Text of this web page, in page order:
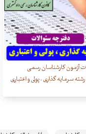
آزمون کارشناسان رسمی
سرمایه گذاری ، پولی و اعتباری